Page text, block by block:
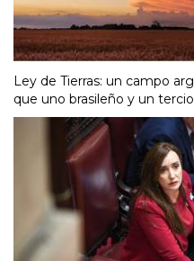
Ley de Tierras: un campo
que uno brasileño y un